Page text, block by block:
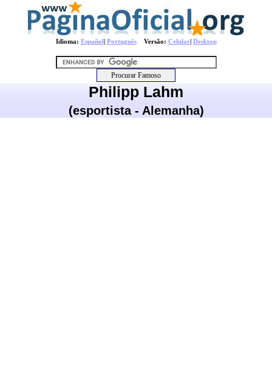
Idioma: Español| PortuguêsVersão: Celular| Desktop
Philipp Lahm
(esportista - Alemanha)